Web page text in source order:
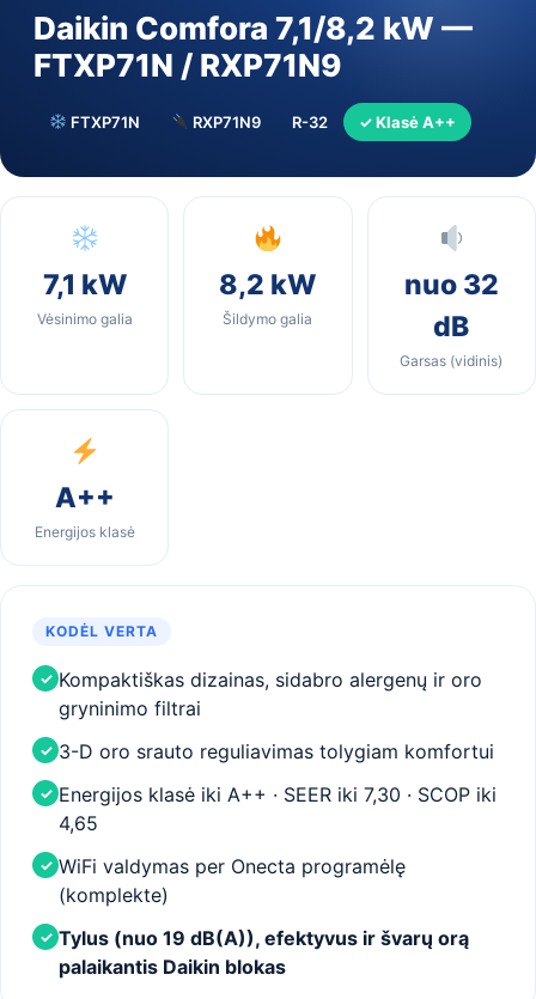
Daikin Comfora 7,1/8,2 kW —
FTXP71N / RXP71N9
FTXP71N RXP71N9 R-32 ✓ Klasė A++
7,1 kW
Vėsinimo galia
8,2 kW
Šildymo galia
nuo 32
dB
Garsas (vidinis)
A++
Energijos klasė
KODĖL VERTA
✓ Kompaktiškas dizainas, sidabro alergenų ir oro
gryninimo filtrai
✓ 3-D oro srauto reguliavimas tolygiam komfortui
✓ Energijos klasė iki A++ · SEER iki 7,30 · SCOP iki
4,65
✓ WiFi valdymas per Onecta programėlę
(komplekte)
✓ Tylus (nuo 19 dB(A)), efektyvus ir švarų orą
palaikantis Daikin blokas